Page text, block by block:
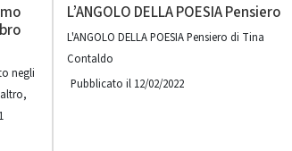
negli
L’ANGOLO DELLA POESIA Pensiero
L'ANGOLO DELLA POESIA Pensiero di Tina
Contaldo
Pubblicato il 12/02/2022